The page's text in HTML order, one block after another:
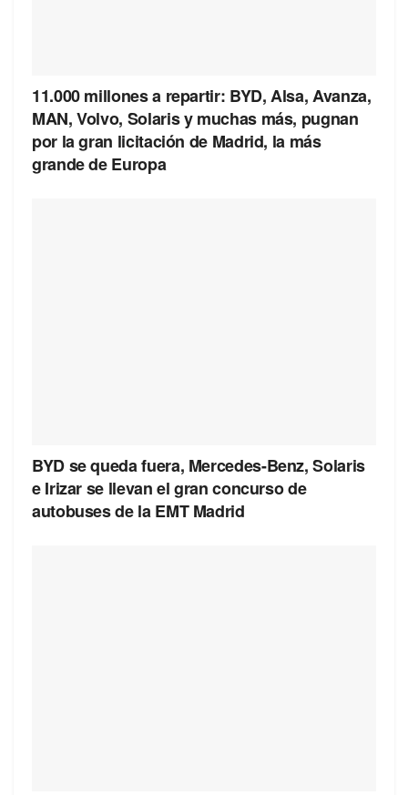
11.000 millones a repartir: BYD, Alsa, Avanza,
MAN, Volvo, Solaris y muchas más, pugnan
por la gran licitación de Madrid, la más
grande de Europa
BYD se queda fuera, Mercedes-Benz, Solaris
e Irizar se llevan el gran concurso de
autobuses de la EMT Madrid